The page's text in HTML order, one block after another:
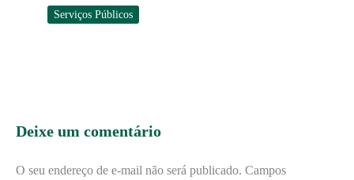
Serviços Públicos
Deixe um comentário
O seu endereço de e-mail não será publicado. Campos